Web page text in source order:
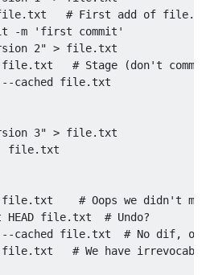
# First add of
-m 'first commit'
2" > file.txt
# Stage (don't
cached file.txt
3" > file.txt
file.txt
# Oops we didn't
file.txt  # Undo?
file.txt  # No dif, of
# We have